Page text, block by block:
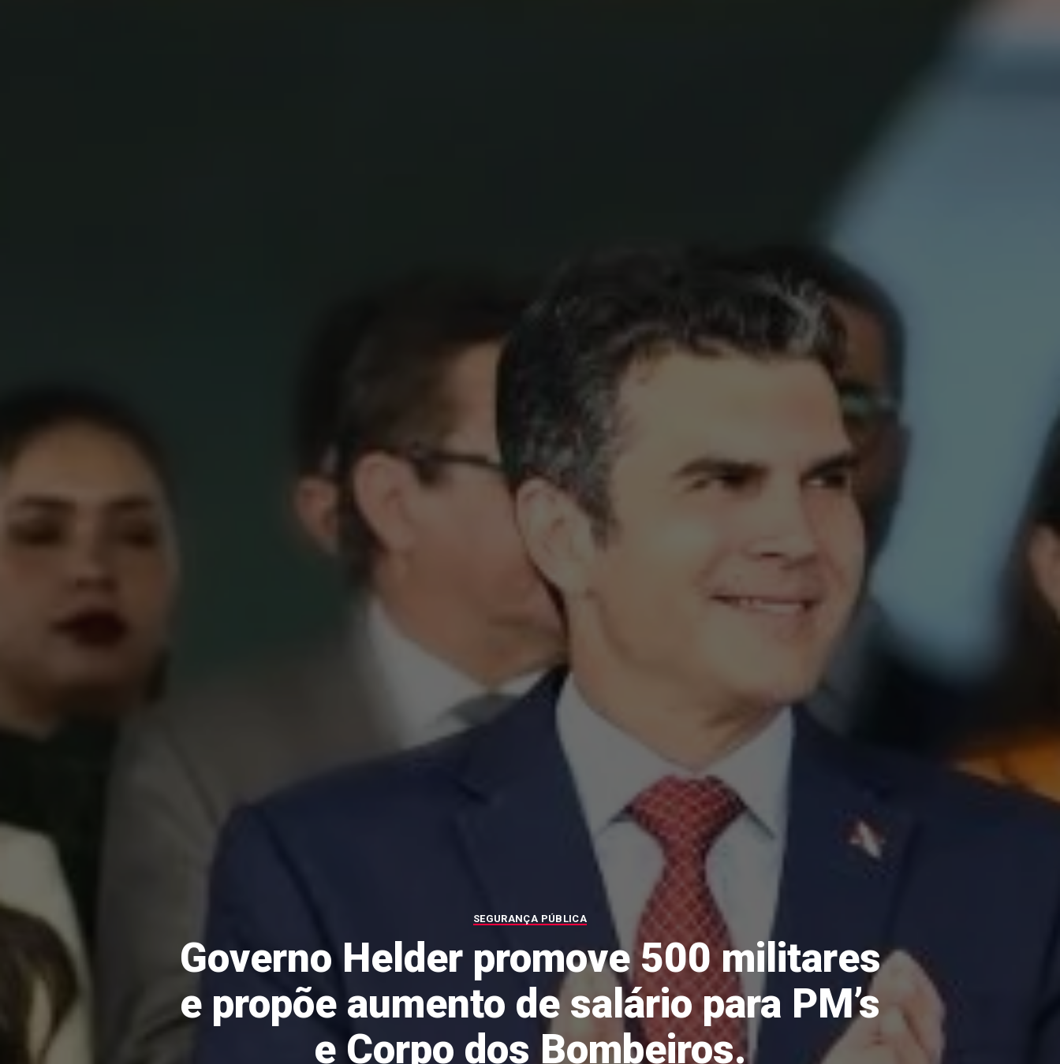
SEGURANÇA PÚBLICA
Governo Helder promove 500 militares
e propõe aumento de salário para PM’s
e Corpo dos Bombeiros.